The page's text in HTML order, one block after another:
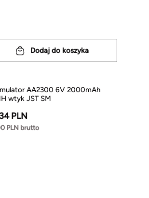
Dodaj do koszyka
AA2300 6V 2000mAh
wtyk JST SM
PLN
PLN brutto